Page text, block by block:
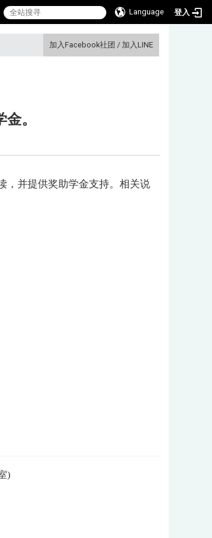
Language 登入
加入Facebook社团 / 加入LINE
。
，并提供奖助学金支持。相关说
)